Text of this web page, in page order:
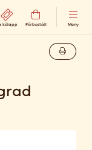
kölapp Förbeställ Meny